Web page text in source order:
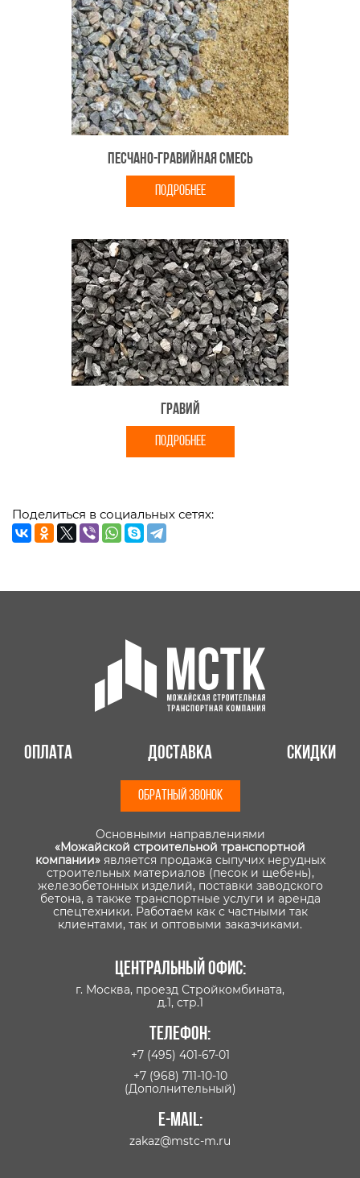
Песчано-гравийная смесь
ПОДРОБНЕЕ
Гравий
ПОДРОБНЕЕ
Поделиться в социальных сетях:
Оплата Доставка Скидки
ОБРАТНЫЙ ЗВОНОК
Основными направлениями
«Можайской строительной транспортной
компании»является продажа сыпучих нерудных
строительных материалов (песок и щебень),
железобетонных изделий, поставки заводского
бетона, а также транспортные услуги и аренда
спецтехники. Работаем как с частными так
клиентами, так и оптовыми заказчиками.
Центральный офис:
г. Москва, проезд Стройкомбината,
д.1, стр.1
Телефон:
+7 (495) 401-67-01
+7 (968) 711-10-10
(Дополнительный)
E-mail:
zakaz@mstc-m.ru